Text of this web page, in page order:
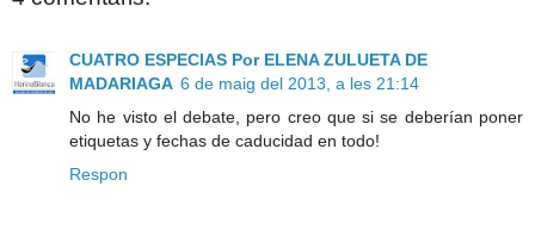
CUATRO ESPECIAS Por ELENA ZULUETA DE
MADARIAGA 6 de maig del 2013, a les 21:14
No he visto el debate, pero creo que si se deberían poner
etiquetas y fechas de caducidad en todo!
Respon